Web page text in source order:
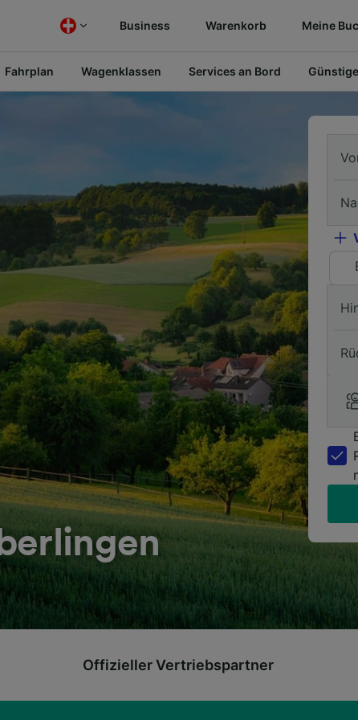
Business Warenkorb Meine
Fahrplan Wagenklassen Services an Bord
Offizieller Vertriebspartner